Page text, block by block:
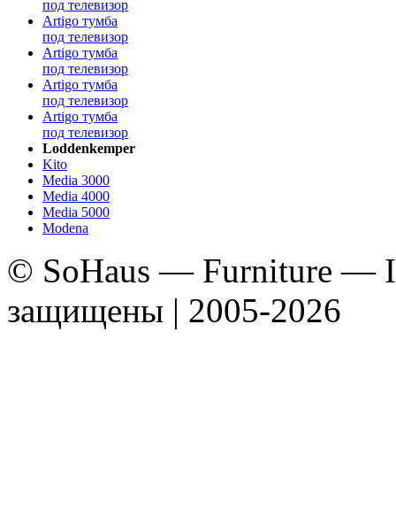
под телевизор
Artigo тумба
под телевизор
Artigo тумба
под телевизор
Artigo тумба
под телевизор
Artigo тумба
под телевизор
Loddenkemper
Kito
Media 3000
Media 4000
Media 5000
Modena
© SoHaus — Furniture —
защищены | 2005-2026